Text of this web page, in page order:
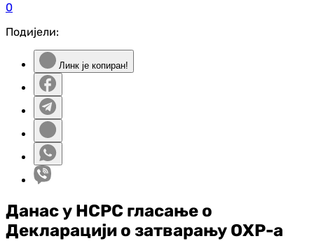
0
Подијели:
Линк је копиран!
Данас у НСРС гласање о
Декларацији о затварању ОХР-а